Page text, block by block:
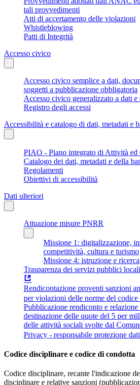
tali provvedimenti
Atti di accertamento delle violazioni
Whistleblowing
Patti di Integrità
Accesso civico
Accesso civico semplice a dati,
soggetti a pubblicazione obbligatoria
Accesso civico generalizzato a dati
Registro degli accessi
Accessibilità e catalogo di dati, metadati e
PIAO - Piano integrato di Attività ed
Catalogo dei dati, metadati e della
Regolamenti
Obiettivi di accessibilità
Dati ulteriori
Attuazione misure PNRR
Missione 1: digitalizzazione,
competitività, cultura e turismo
Missione 4: istruzione e ricerca
Trasparenza dei servizi pubblici
Rendicontazione proventi sanzioni
per violazioni delle norme del codice
Pubblicazione rendiconto e
destinazione delle quote del 5 per
delle attività sociali svolte dal
Privacy - responsabile protezione dati
Codice disciplinare e codice di condotta
Codice disciplinare, recante l'indicazione
disciplinare e relative sanzioni